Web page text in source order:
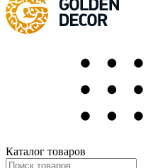
Каталог товаров